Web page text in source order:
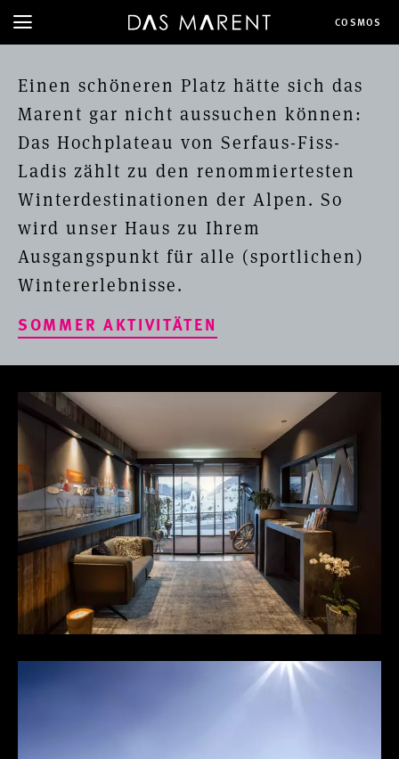
COSMOS
Einen schöneren Platz hätte sich das
Marent gar nicht aussuchen können:
Das Hochplateau von Serfaus-Fiss-
Ladis zählt zu den renommiertesten
Winterdestinationen der Alpen. So
wird unser Haus zu Ihrem
Ausgangspunkt für alle (sportlichen)
Wintererlebnisse.
SOMMER AKTIVITÄTEN